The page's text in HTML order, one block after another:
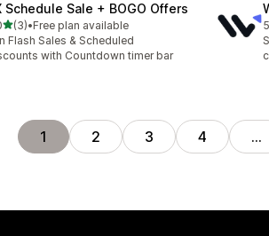
Schedule Sale + BOGO Offers
z 5 hvězd
(3) počet recenzí: 3
•Free plan available
Flash Sales & Scheduled
with Countdown timer bar
1 2 3 4 …